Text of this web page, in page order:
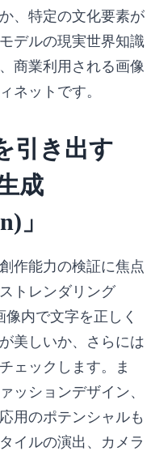
、特定の文化要素が
デルの現実世界知識
商業利用される画像
ネットです。
引き出す
成
」
作能力の検証に焦点
トレンダリング
像内で文字を正しく
美しいか、さらには
ェックします。ま
ッションデザイン、
用のポテンシャルも
イルの演出、カメラ